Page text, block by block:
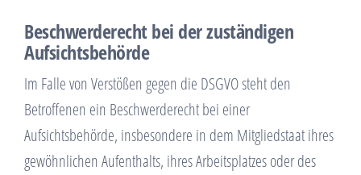
Beschwerderecht bei der zuständigen
Aufsichtsbehörde
Im Falle von Verstößen gegen die DSGVO steht den
Betroffenen ein Beschwerderecht bei einer
Aufsichtsbehörde, insbesondere in dem Mitgliedstaat ihres
gewöhnlichen Aufenthalts, ihres Arbeitsplatzes oder des